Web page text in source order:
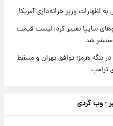
اظهارات وزیر خزانه‌داری آمریکا
سایپا تغییر کرد؛ لیست قیمت
تنگه هرمز؛ توافق تهران و مسقط
ترامپ
- وب گردی